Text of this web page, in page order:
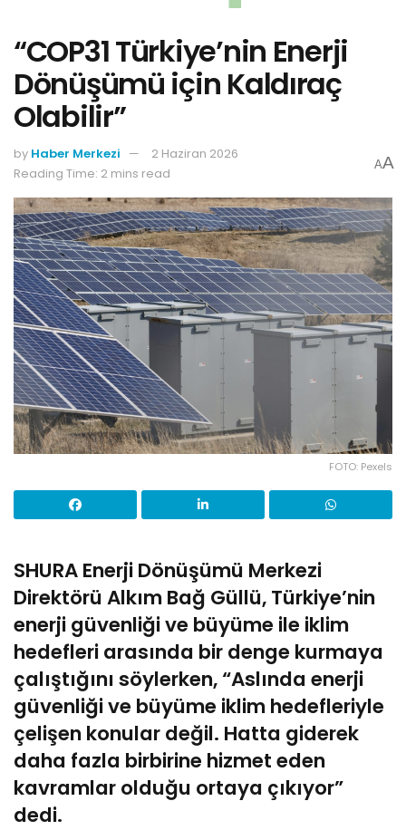
“COP31 Türkiye’nin Enerji
Dönüşümü için Kaldıraç
Olabilir”
by Haber Merkezi
2 Haziran 2026
Reading Time: 2 mins read
AA
FOTO: Pexels
SHURA Enerji Dönüşümü Merkezi
Direktörü Alkım Bağ Güllü, Türkiye’nin
enerji güvenliği ve büyüme ile iklim
hedefleri arasında bir denge kurmaya
çalıştığını söylerken, “Aslında enerji
güvenliği ve büyüme iklim hedefleriyle
çelişen konular değil. Hatta giderek
daha fazla birbirine hizmet eden
kavramlar olduğu ortaya çıkıyor”
dedi.